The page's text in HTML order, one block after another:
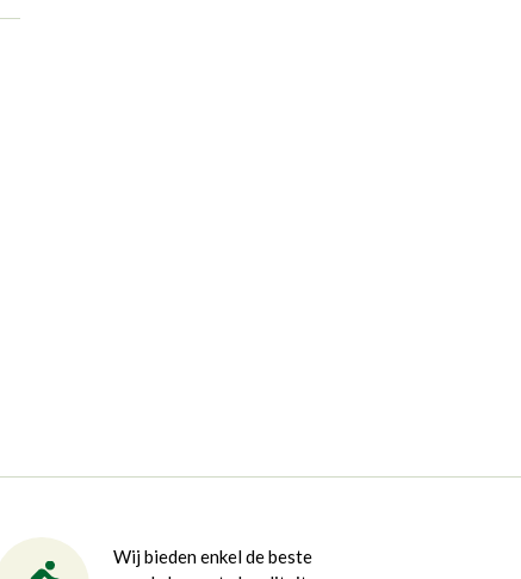
Wij bieden enkel de beste